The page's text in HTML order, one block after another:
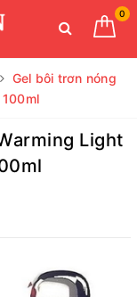
0
Gel bôi trơn nóng
Light